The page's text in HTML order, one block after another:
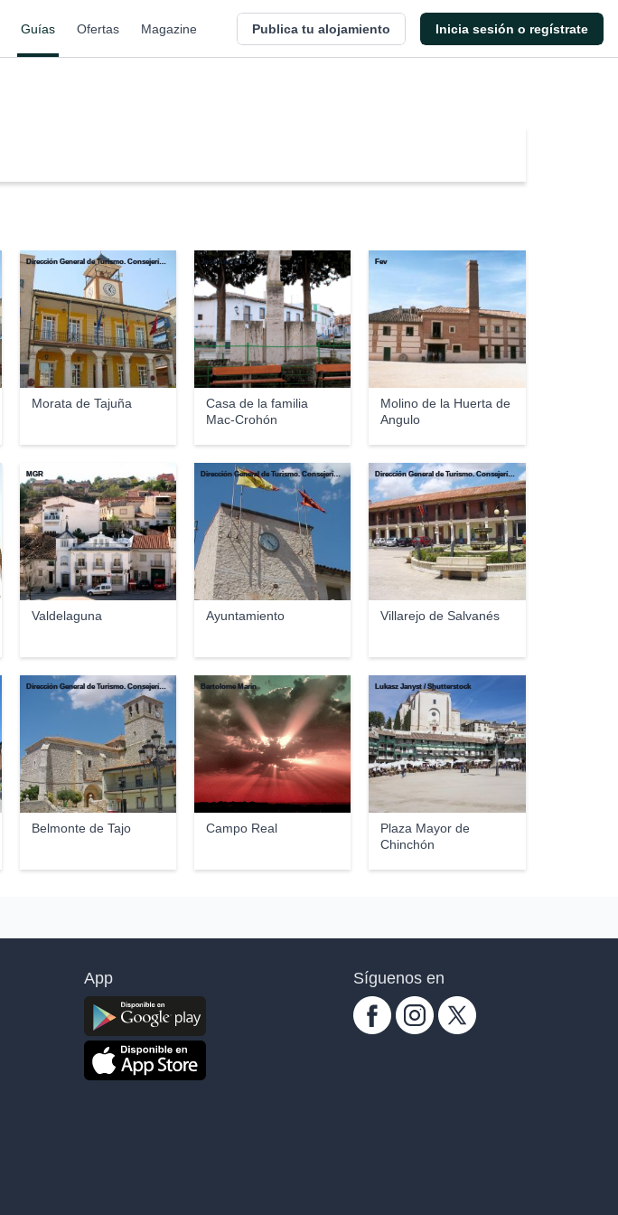
Guías Ofertas Magazine Publica tu alojamiento Inicia sesión o regístrate
Morata de Tajuña
Dirección General de Turismo. Consejería de Economía e Innovación Tecnológica. Comunidad de Madrid
Casa de la familia
Mac-Crohón
José Ant. L.V.
Molino de la Huerta de
Angulo
Fev
Valdelaguna
MGR
Ayuntamiento
Dirección General de Turismo. Consejería de Economía e Innovación Tecnológica. Comunidad de Madrid.
Villarejo de Salvanés
Dirección General de Turismo. Consejería de Economía e Innovación Tecnológica. Comunidad de Madrid.
Belmonte de Tajo
Dirección General de Turismo. Consejería de Economía e Innovación Tecnológica. Comunidad de Madrid.
Campo Real
Bartolome Marin
Plaza Mayor de
Chinchón
Lukasz Janyst / Shutterstock
App Síguenos en